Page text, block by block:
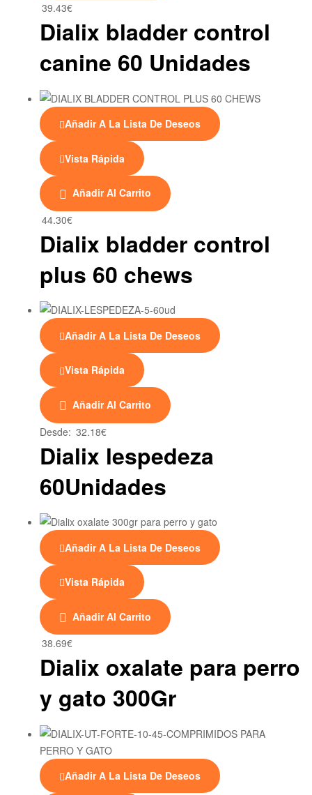
39.43€
Dialix bladder control
canine 60 Unidades
Añadir A La Lista De Deseos
Vista Rápida
Añadir Al Carrito
44.30€
Dialix bladder control
plus 60 chews
Añadir A La Lista De Deseos
Vista Rápida
Añadir Al Carrito
producto
múltiples
variantes.
pueden
elegir
en
de
Desde: 32.18€
Dialix lespedeza
60Unidades
Añadir A La Lista De Deseos
Vista Rápida
Añadir Al Carrito
38.69€
Dialix oxalate para perro
y gato 300Gr
Añadir A La Lista De Deseos